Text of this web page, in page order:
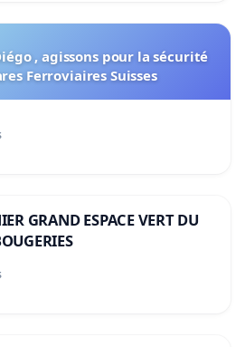
, agissons pour la sécurité
Ferroviaires Suisses
GRAND ESPACE VERT DU